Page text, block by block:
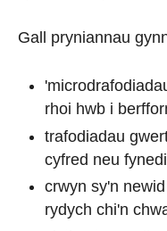
Gall pryniannau
rhoi hwb i
trafodiadau
cyfred neu
crwyn sy'n
rydych chi'n